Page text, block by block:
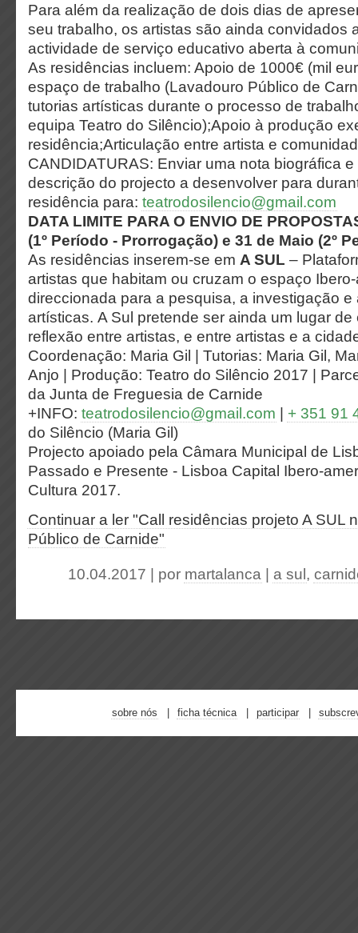
Para além da realização de dois dias de
seu trabalho, os artistas são ainda convidados
actividade de serviço educativo aberta à
As residências incluem: Apoio de 1000€ (mil
espaço de trabalho (Lavadouro Público de
tutorias artísticas durante o processo de
equipa Teatro do Silêncio);Apoio à produção
residência;Articulação entre artista e
CANDIDATURAS: Enviar uma nota biográfica
descrição do projecto a desenvolver para
residência para: teatrodosilencio@gmail.com
DATA LIMITE PARA O ENVIO DE
(1º Período - Prorrogação) e 31 de Maio (2º
As residências inserem-se em A SUL –
artistas que habitam ou cruzam o espaço
direccionada para a pesquisa, a investigação
artísticas. A Sul pretende ser ainda um lugar de
reflexão entre artistas, e entre artistas e a
Coordenação: Maria Gil | Tutorias: Maria Gil,
Anjo | Produção: Teatro do Silêncio 2017 |
da Junta de Freguesia de Carnide
+INFO: teatrodosilencio@gmail.com
+ 351 91
do Silêncio (Maria Gil)
Projecto apoiado pela Câmara Municipal de
Passado e Presente - Lisboa Capital Ibero-
Cultura 2017.
Continuar a ler "Call residências projeto A SUL
Público de Carnide"
10.04.2017 | por martalanca a sul ,
sobre nós ficha técnica participar